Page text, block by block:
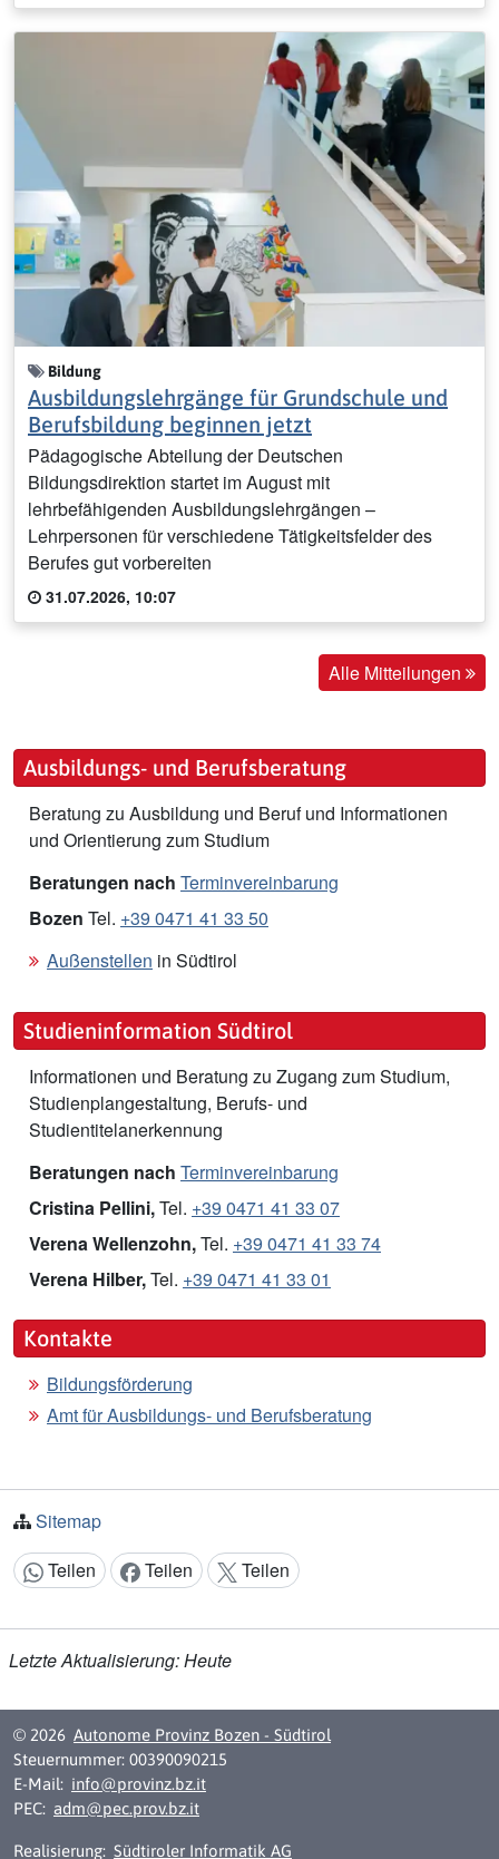
Bildung
Ausbildungslehrgänge für Grundschule und
Berufsbildung beginnen jetzt
Pädagogische Abteilung der Deutschen
Bildungsdirektion startet im August mit
lehrbefähigenden Ausbildungslehrgängen –
Lehrpersonen für verschiedene Tätigkeitsfelder des
Berufes gut vorbereiten
31.07.2026, 10:07
Alle Mitteilungen
Ausbildungs- und Berufsberatung
Beratung zu Ausbildung und Beruf und Informationen
und Orientierung zum Studium
Beratungen nach Terminvereinbarung
Bozen Tel. +39 0471 41 33 50
Außenstellen in Südtirol
Studieninformation Südtirol
Informationen und Beratung zu Zugang zum Studium,
Studienplangestaltung, Berufs- und
Studientitelanerkennung
Beratungen nach Terminvereinbarung
Cristina Pellini,Tel. +39 0471 41 33 07
Verena Wellenzohn,Tel. +39 0471 41 33 74
Verena Hilber,Tel. +39 0471 41 33 01
Kontakte
Bildungsförderung
Amt für Ausbildungs- und Berufsberatung
Sitemap
Inhalt teilen:
Teilen Teilen Teilen
Letzte Aktualisierung: Heute
© 2026 Autonome Provinz Bozen - Südtirol
Steuernummer: 00390090215
E-Mail: info@provinz.bz.it
PEC: adm@pec.prov.bz.it
Realisierung: Südtiroler Informatik AG